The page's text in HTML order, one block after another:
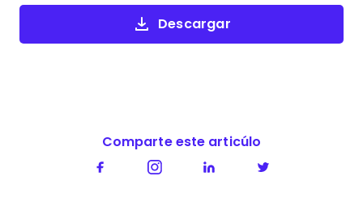
Descargar
Comparte este articúlo